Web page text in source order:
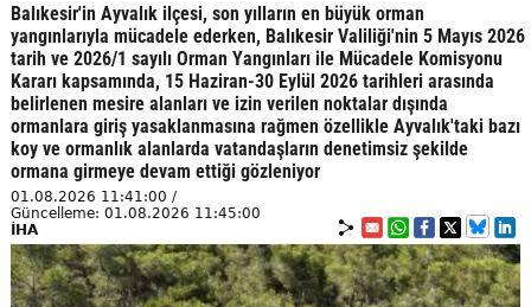
Balıkesir'in Ayvalık ilçesi, son yılların en büyük orman
yangınlarıyla mücadele ederken, Balıkesir Valiliği'nin 5 Mayıs 2026
tarih ve 2026/1 sayılı Orman Yangınları ile Mücadele Komisyonu
Kararı kapsamında, 15 Haziran-30 Eylül 2026 tarihleri arasında
belirlenen mesire alanları ve izin verilen noktalar dışında
ormanlara giriş yasaklanmasına rağmen özellikle Ayvalık'taki bazı
koy ve ormanlık alanlarda vatandaşların denetimsiz şekilde
ormana girmeye devam ettiği gözleniyor
01.08.2026 11:41:00 /
Güncelleme: 01.08.2026 11:45:00
İHA